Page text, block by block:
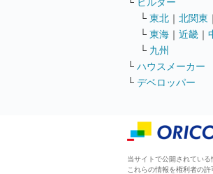
└ 東北 ｜ 北関東 ｜
└ 東海 ｜ 近畿 ｜
└ 九州
└ ハウスメーカー
└ デベロッパー
当サイトで公開されてい
これらの情報を権利者の